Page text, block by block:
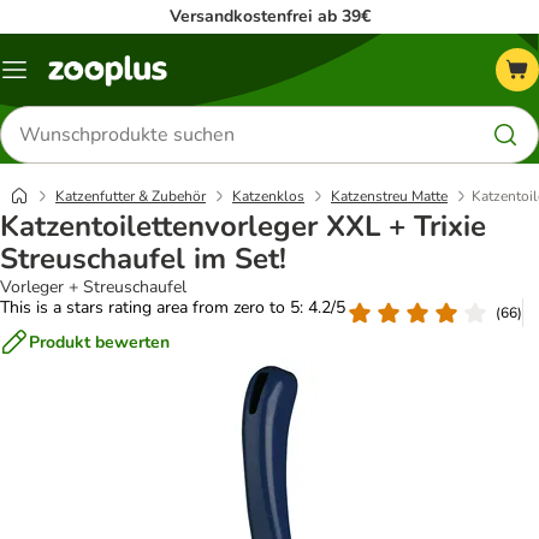
Versandkostenfrei ab 39€
Menü
Produkte
suchen
Katzenfutter & Zubehör Katzenklos Katzenstreu Matte
Katzentoilettenvorleger XXL + Trixie
Streuschaufel im Set!
Vorleger + Streuschaufel
This is a stars rating area from zero to 5: 4.2/5
(66)
Produkt bewerten